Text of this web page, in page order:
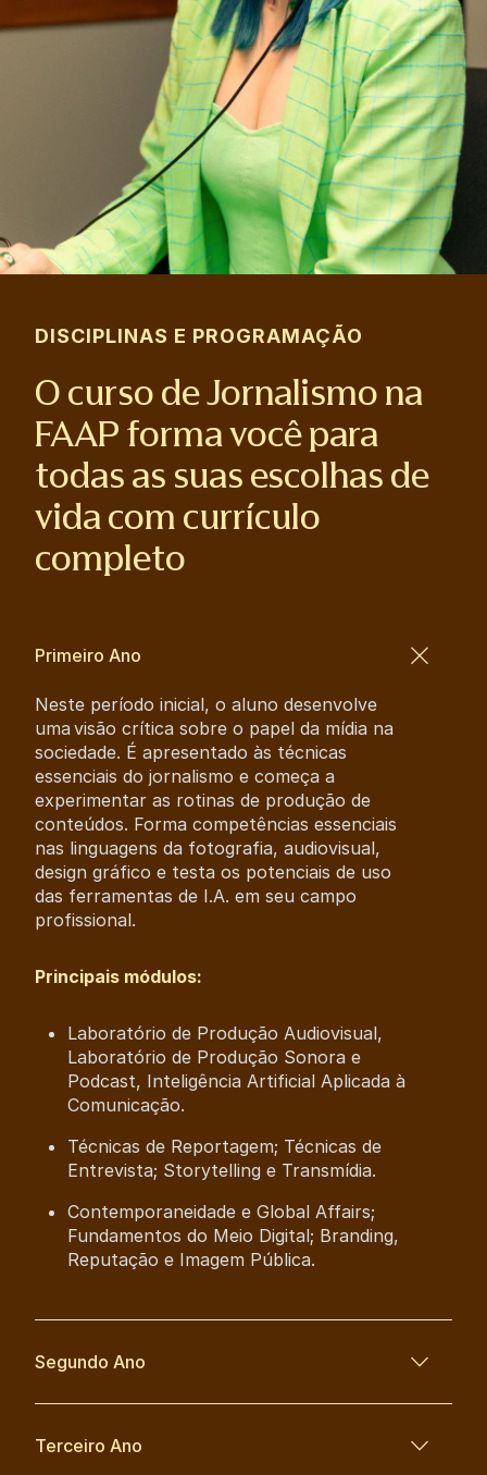
DISCIPLINAS E PROGRAMAÇÃO
O curso de Jornalismo na
FAAP forma você para
todas as suas escolhas de
vida com currículo
completo
Primeiro Ano
Neste período inicial, o aluno desenvolve
uma visão crítica sobre o papel da mídia na
sociedade. É apresentado às técnicas
essenciais do jornalismo e começa a
experimentar as rotinas de produção de
conteúdos. Forma competências essenciais
nas linguagens da fotografia, audiovisual,
design gráfico e testa os potenciais de uso
das ferramentas de I.A. em seu campo
profissional.
Principais módulos:
Laboratório de Produção Audiovisual,
Laboratório de Produção Sonora e
Podcast, Inteligência Artificial Aplicada à
Comunicação.
Técnicas de Reportagem; Técnicas de
Entrevista; Storytelling e Transmídia.
Contemporaneidade e Global Affairs;
Fundamentos do Meio Digital; Branding,
Reputação e Imagem Pública.
Segundo Ano
Terceiro Ano